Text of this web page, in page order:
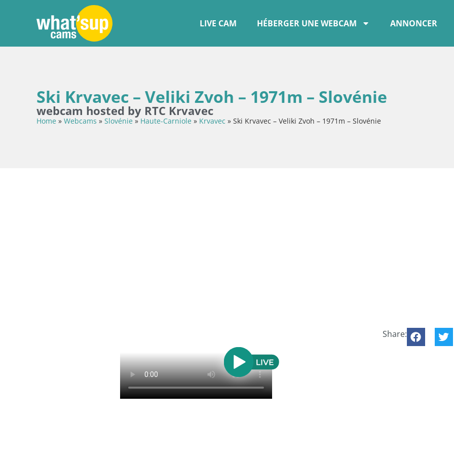
LIVE CAM HÉBERGER UNE WEBCAM ANNONCER
Ski Krvavec – Veliki Zvoh – 1971m – Slovénie
webcam hosted by RTC Krvavec
Home » Webcams » Slovénie » Haute-Carniole » Krvavec » Ski Krvavec – Veliki Zvoh – 1971m – Slovénie
Share: